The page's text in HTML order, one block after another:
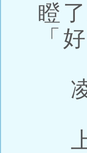
瞪
「
凌
上